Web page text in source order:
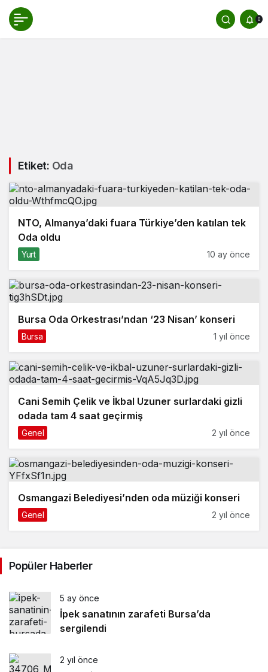
0
Etiket: Oda
NTO, Almanya’daki fuara Türkiye’den katılan tek
Oda oldu
Yurt 10 ay önce
Bursa Oda Orkestrası’ndan ‘23 Nisan’ konseri
Bursa 1 yıl önce
Cani Semih Çelik ve İkbal Uzuner surlardaki gizli
odada tam 4 saat geçirmiş
Genel 2 yıl önce
Osmangazi Belediyesi’nden oda müziği konseri
Genel 2 yıl önce
Popüler Haberler
5 ay önce
İpek sanatının zarafeti Bursa’da
sergilendi
2 yıl önce